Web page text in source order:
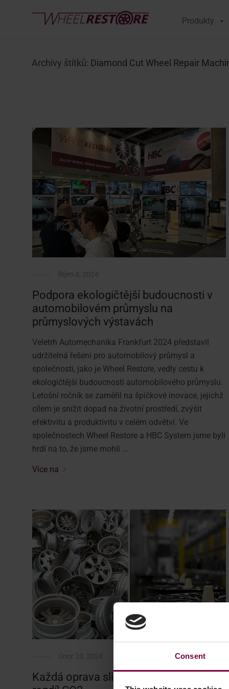
Consent
Produkty
Archivy štítků: Diamond Cut Wheel Repair
Podpora ekologičtější budoucnosti v
automobilovém průmyslu na
průmyslových výstavách
Veletrh Automechanika Frankfurt 2024 představil
udržitelná řešení pro automobilový průmysl a
společnosti, jako je Wheel Restore, vedly cestu k
ekologičtější budoucnosti automobilového průmyslu.
Letošní ročník se zaměřil na špičkové inovace, jejichž
cílem je snížit dopad na životní prostředí, zvýšit
efektivitu a produktivitu v celém odvětví. Ve
společnostech Wheel Restore a HBC System jsme byli
hrdí na to, že jsme mohli ...
Více na
Každá oprava slitinových kol znamená